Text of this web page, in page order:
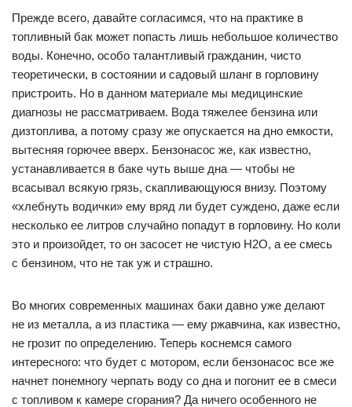
Прежде всего, давайте согласимся, что на практике в
топливный бак может попасть лишь небольшое количество
воды. Конечно, особо талантливый гражданин, чисто
теоретически, в состоянии и садовый шланг в горловину
пристроить. Но в данном материале мы медицинские
диагнозы не рассматриваем. Вода тяжелее бензина или
дизтоплива, а потому сразу же опускается на дно емкости,
вытесняя горючее вверх. Бензонасос же, как известно,
устанавливается в баке чуть выше дна — чтобы не
всасывал всякую грязь, скапливающуюся внизу. Поэтому
«хлебнуть водички» ему вряд ли будет суждено, даже если
несколько ее литров случайно попадут в горловину. Но коли
это и произойдет, то он засосет не чистую Н2О, а ее смесь
с бензином, что не так уж и страшно.
Во многих современных машинах баки давно уже делают
не из металла, а из пластика — ему ржавчина, как известно,
не грозит по определению. Теперь коснемся самого
интересного: что будет с мотором, если бензонасос все же
начнет понемногу черпать воду со дна и погонит ее в смеси
с топливом к камере сгорания? Да ничего особенного не